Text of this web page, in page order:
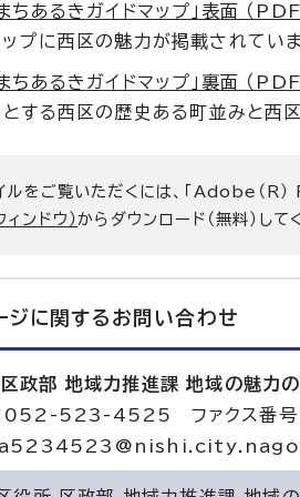
まちあるきガイドマップ」表面 （
プに西区の魅力が掲載されてい
まちあるきガイドマップ」裏面 （
する西区の歴史ある町並みと西
ルをご覧いただくには、「Adobe（R
ィンドウ）からダウンロード（無料）して
ジに関する お問い合わせ
政部 地域力推進課 地域の魅力の
：052-523-4525 ファクス番
：